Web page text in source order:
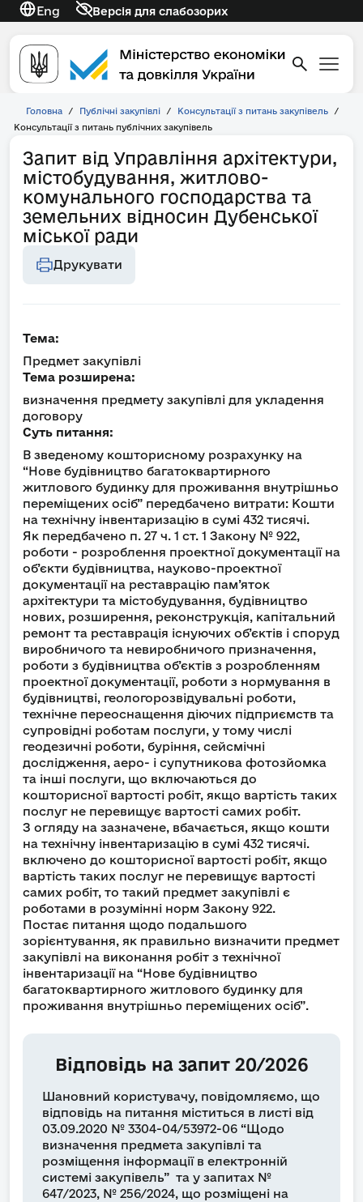
Eng Версія для слабозорих
Головна / Публічні закупівлі / Консультації з питань закупівель
/
Консультації з питань публічних закупівель
Запит від Управління архітектури,
містобудування, житлово-
комунального господарства та
земельних відносин Дубенської
міської ради
Друкувати
Тема:
Предмет закупівлі
Тема розширена:
визначення предмету закупівлі для укладення
договору
Суть питання:
В зведеному кошторисному розрахунку на
“Нове будівництво багатоквартирного
житлового будинку для проживання внутрішньо
переміщених осіб” передбачено витрати: Кошти
на технічну інвентаризацію в сумі 432 тисячі.
Як передбачено п. 27 ч. 1 ст. 1 Закону № 922,
роботи - розроблення проектної документації на
об’єкти будівництва, науково-проектної
документації на реставрацію пам’яток
архітектури та містобудування, будівництво
нових, розширення, реконструкція, капітальний
ремонт та реставрація існуючих об’єктів і споруд
виробничого та невиробничого призначення,
роботи з будівництва об’єктів з розробленням
проектної документації, роботи з нормування в
будівництві, геологорозвідувальні роботи,
технічне переоснащення діючих підприємств та
супровідні роботам послуги, у тому числі
геодезичні роботи, буріння, сейсмічні
дослідження, аеро- і супутникова фотозйомка
та інші послуги, що включаються до
кошторисної вартості робіт, якщо вартість таких
послуг не перевищує вартості самих робіт.
З огляду на зазначене, вбачається, якщо кошти
на технічну інвентаризацію в сумі 432 тисячі.
включено до кошторисної вартості робіт, якщо
вартість таких послуг не перевищує вартості
самих робіт, то такий предмет закупівлі є
роботами в розумінні норм Закону 922.
Постає питання щодо подальшого
зорієнтування, як правильно визначити предмет
закупівлі на виконання робіт з технічної
інвентаризації на “Нове будівництво
багатоквартирного житлового будинку для
проживання внутрішньо переміщених осіб”.
Відповідь на запит 20/2026
Шановний користувачу, повідомляємо, що
відповідь на питання міститься в листі від
03.09.2020 № 3304-04/53972-06 “Щодо
визначення предмета закупівлі та
розміщення інформації в електронній
системі закупівель” та у запитах №
647/2023, № 256/2024, що розміщені на